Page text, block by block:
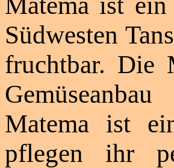
Südwesten
fruchtbar. Die
Matema ist
pflegen ihr